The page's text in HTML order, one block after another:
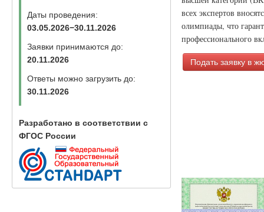
Даты проведения:
03.05.2026−30.11.2026
Заявки принимаются до:
20.11.2026
Ответы можно загрузить до:
30.11.2026
Разработано в соответствии с
ФГОС России
всех экспертов
олимпиады, что
профессионального
Подать заявку в